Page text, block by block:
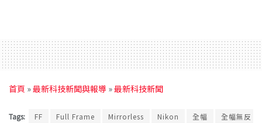
首頁 »最新科技新聞與報導 »最新科技新聞
Tags: FF Full Frame Mirrorless Nikon 全幅 全幅無反